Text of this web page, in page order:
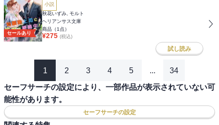
セールあり
小説
秋花いずみ, モルト
ヘリアンサス文庫
商品（1 点）
¥275 (税込)
試し読み
1 2 3 4 5 ... 34
セーフサーチの設定により、一部作品が表示されていない可
能性があります。
セーフサーチの設定